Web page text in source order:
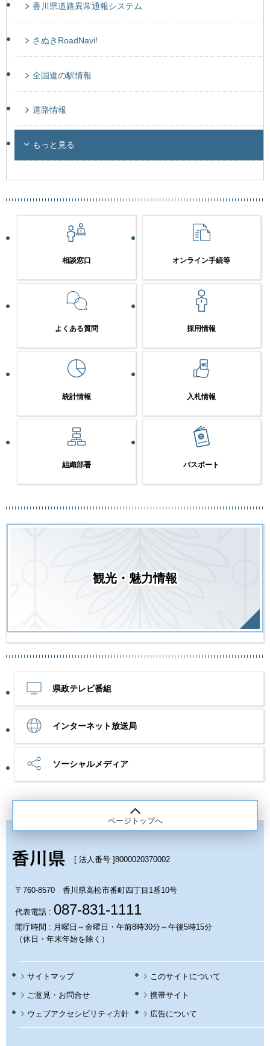
香川県道路異常通報システム
さぬきRoadNavi!
全国道の駅情報
道路情報
もっと見る
相談窓口 オンライン手続等
よくある質問 採用情報
統計情報 入札情報
組織部署 パスポート
観光・魅力情報
県政テレビ番組
インターネット放送局
ソーシャルメディア
ページトップへ
[ 法人番号 ]8000020370002
〒760-8570 香川県高松市番町四丁目1番10号
代表電話 : 087-831-1111
開庁時間 : 月曜日～金曜日・午前8時30分～午後5時15分
（休日・年末年始を除く）
サイトマップ このサイトについて
携帯サイト
ウェブアクセシビリティ方針 広告について